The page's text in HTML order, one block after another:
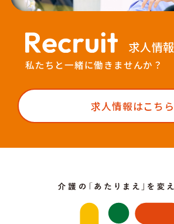
求人情報
私たちと一緒に働きませんか？
求人情報はこちら